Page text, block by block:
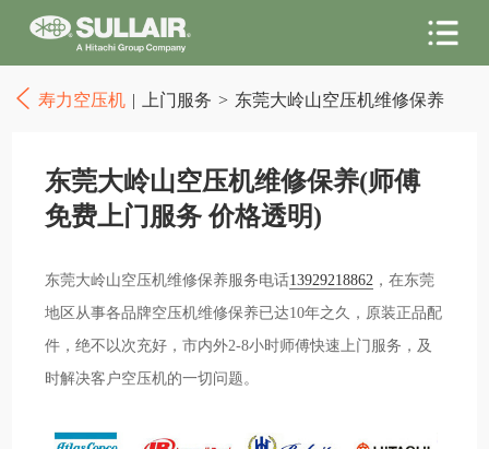
寿力空压机 | 上门服务 > 东莞大岭山空压机维修保养
东莞大岭山空压机维修保养(师傅
免费上门服务 价格透明)
东莞大岭山空压机维修保养服务电话13929218862 ，在东莞
地区从事各品牌空压机维修保养已达10年之久，原装正品配
件，绝不以次充好，市内外2-8小时师傅快速上门服务，及
时解决客户空压机的一切问题。